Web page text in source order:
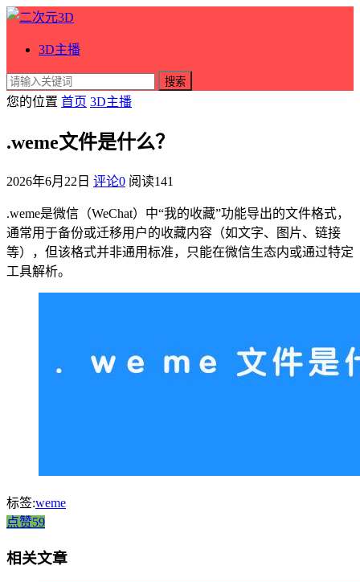
3D主播
搜索
您的位置 首页 3D主播
.weme文件是什么？
2026年6月22日 评论0 阅读141
.weme是微信（WeChat）中“我的收藏”功能导出的文件格式，
通常用于备份或迁移用户的收藏内容（如文字、图片、链接
等），但该格式并非通用标准，只能在微信生态内或通过特定
工具解析。
标签:weme
点赞59
相关文章